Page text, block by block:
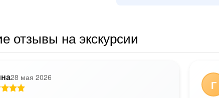
отзывы на экскурсии
28 мая 2026
Г